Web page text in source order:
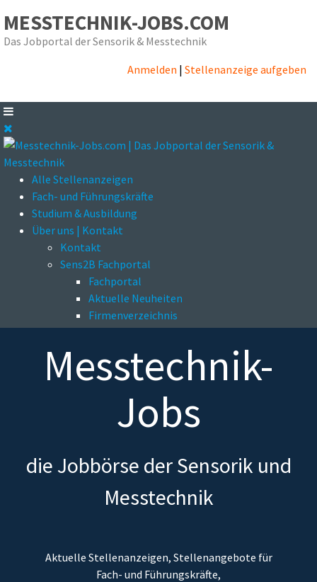
MESSTECHNIK-JOBS.COM
Das Jobportal der Sensorik & Messtechnik
Anmelden | Stellenanzeige aufgeben
Alle Stellenanzeigen
Fach- und Führungskräfte
Studium & Ausbildung
Über uns | Kontakt
Kontakt
Sens2B Fachportal
Fachportal
Aktuelle Neuheiten
Firmenverzeichnis
Messtechnik-
Jobs
die Jobbörse der Sensorik und
Messtechnik
Aktuelle Stellenanzeigen, Stellenangebote für
Fach- und Führungskräfte,